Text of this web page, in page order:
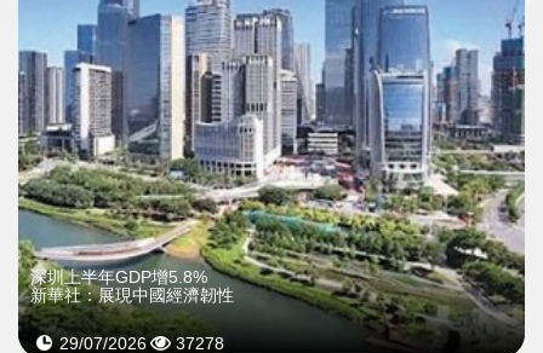
深圳上半年GDP增5.8%
新華社：展現中國經濟韌性
29/07/2026 37278